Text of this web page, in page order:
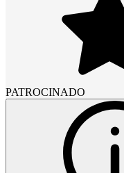
PATROCINADO